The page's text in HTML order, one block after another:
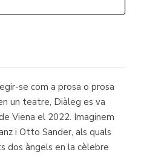
se com a prosa o prosa
un teatre, Diàleg es va
Viena el 2022. Imaginem
i Otto Sander, als quals
dos àngels en la cèlebre